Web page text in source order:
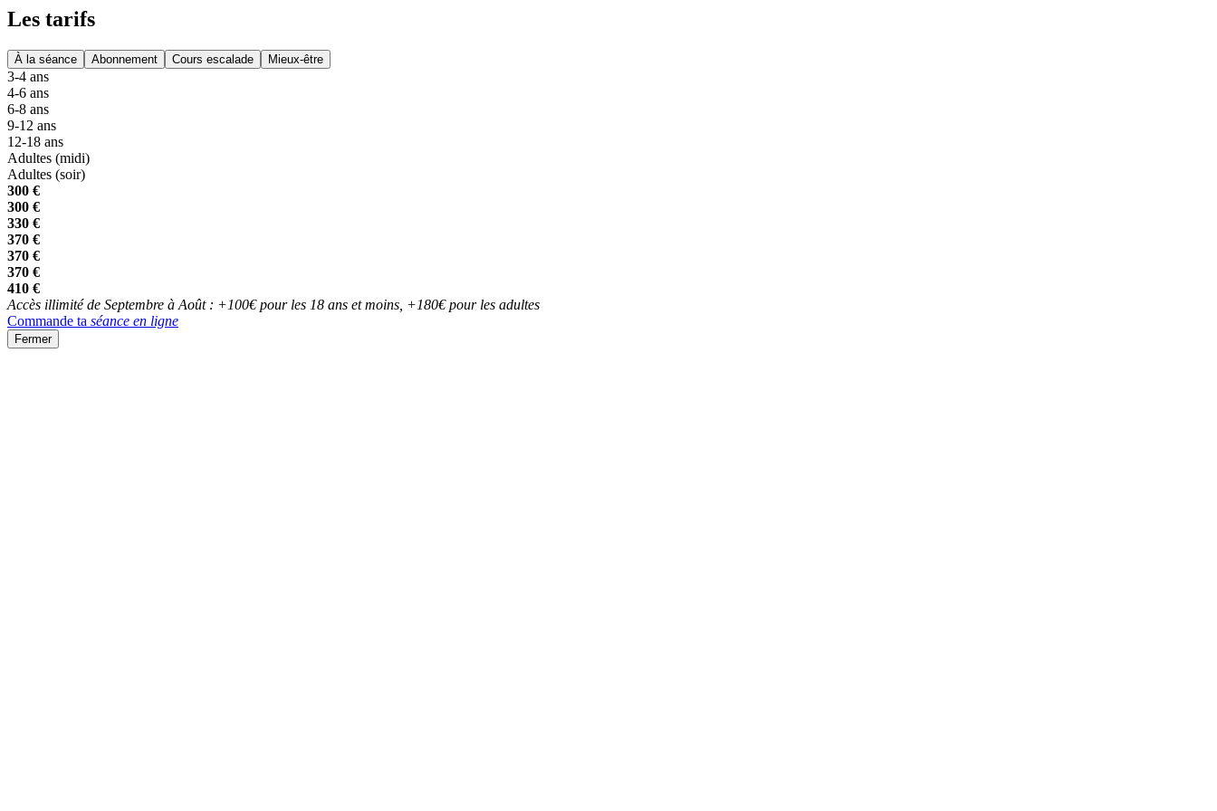
Les tarifs
À la séance Abonnement Cours escalade Mieux-être
3-4 ans
4-6 ans
6-8 ans
9-12 ans
12-18 ans
Adultes (midi)
Adultes (soir)
300 €
300 €
330 €
370 €
370 €
370 €
410 €
Accès illimité de Septembre à Août : +100€ pour les 18 ans et moins, +180€ pour les adultes
Commande ta séance en ligne
Fermer